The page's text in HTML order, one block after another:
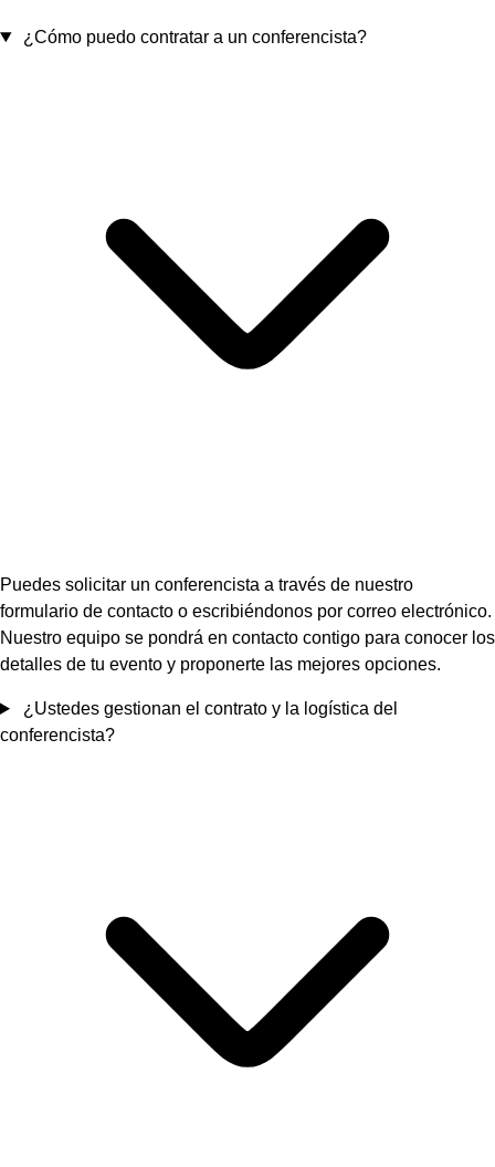
¿Cómo puedo contratar a un conferencista?
Puedes solicitar un conferencista a través de nuestro
formulario de contacto o escribiéndonos por correo electrónico.
Nuestro equipo se pondrá en contacto contigo para conocer los
detalles de tu evento y proponerte las mejores opciones.
¿Ustedes gestionan el contrato y la logística del
conferencista?